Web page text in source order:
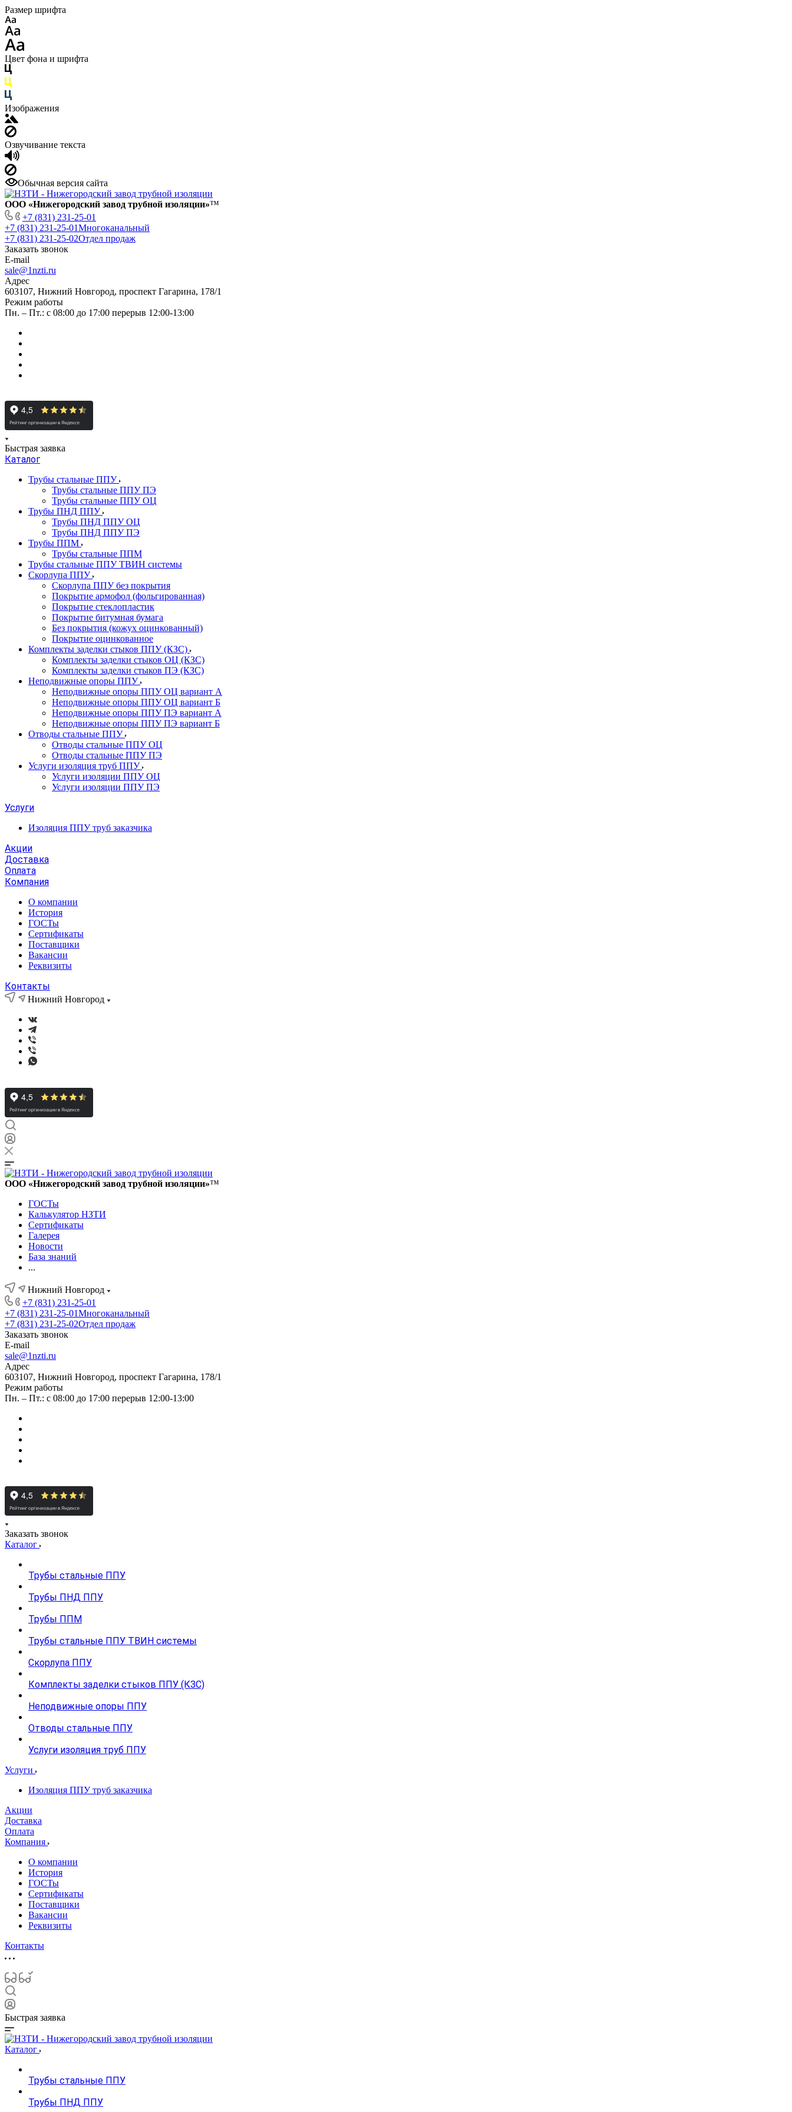
Размер шрифта
Цвет фона и шрифта
Изображения
Озвучивание текста
Обычная версия сайта
ООО «Нижегородский завод трубной изоляции»™
+7 (831) 231-25-01
+7 (831) 231-25-01Многоканальный
+7 (831) 231-25-02Отдел продаж
Заказать звонок
E-mail
sale@1nzti.ru
Адрес
603107, Нижний Новгород, проспект Гагарина, 178/1
Режим работы
Пн. – Пт.: с 08:00 до 17:00 перерыв 12:00-13:00
Быстрая заявка
Каталог
Трубы стальные ППУ
Трубы стальные ППУ ПЭ
Трубы стальные ППУ ОЦ
Трубы ПНД ППУ
Трубы ПНД ППУ ОЦ
Трубы ПНД ППУ ПЭ
Трубы ППМ
Трубы стальные ППМ
Трубы стальные ППУ ТВИН системы
Скорлупа ППУ
Скорлупа ППУ без покрытия
Покрытие армофол (фольгированная)
Покрытие стеклопластик
Покрытие битумная бумага
Без покрытия (кожух оцинкованный)
Покрытие оцинкованное
Комплекты заделки стыков ППУ (КЗС)
Комплекты заделки стыков ОЦ (КЗС)
Комплекты заделки стыков ПЭ (КЗС)
Неподвижные опоры ППУ
Неподвижные опоры ППУ ОЦ вариант А
Неподвижные опоры ППУ ОЦ вариант Б
Неподвижные опоры ППУ ПЭ вариант А
Неподвижные опоры ППУ ПЭ вариант Б
Отводы стальные ППУ
Отводы стальные ППУ ОЦ
Отводы стальные ППУ ПЭ
Услуги изоляция труб ППУ
Услуги изоляции ППУ ОЦ
Услуги изоляции ППУ ПЭ
Услуги
Изоляция ППУ труб заказчика
Акции
Доставка
Оплата
Компания
О компании
История
ГОСТы
Сертификаты
Поставщики
Вакансии
Реквизиты
Контакты
Нижний Новгород
ООО «Нижегородский завод трубной изоляции»™
ГОСТы
Калькулятор НЗТИ
Сертификаты
Галерея
Новости
База знаний
...
Нижний Новгород
+7 (831) 231-25-01
+7 (831) 231-25-01Многоканальный
+7 (831) 231-25-02Отдел продаж
Заказать звонок
E-mail
sale@1nzti.ru
Адрес
603107, Нижний Новгород, проспект Гагарина, 178/1
Режим работы
Пн. – Пт.: с 08:00 до 17:00 перерыв 12:00-13:00
Заказать звонок
Каталог
Трубы стальные ППУ
Трубы ПНД ППУ
Трубы ППМ
Трубы стальные ППУ ТВИН системы
Скорлупа ППУ
Комплекты заделки стыков ППУ (КЗС)
Неподвижные опоры ППУ
Отводы стальные ППУ
Услуги изоляция труб ППУ
Услуги
Изоляция ППУ труб заказчика
Акции
Доставка
Оплата
Компания
О компании
История
ГОСТы
Сертификаты
Поставщики
Вакансии
Реквизиты
Контакты
Быстрая заявка
Каталог
Трубы стальные ППУ
Трубы ПНД ППУ